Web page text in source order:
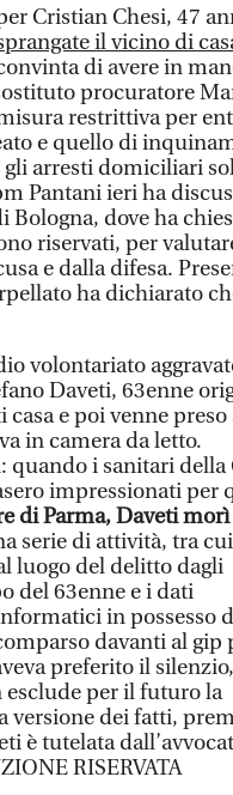
Cristian Chesi, 47
il vicino di
di avere in
procuratore
restrittiva per
e quello di
gli arresti domiciliari
Pantani ieri ha
Bologna, dove ha
riservati, per
e dalla difesa.
ha dichiarato
volontariato
Daveti, 63enne
e poi venne preso
in camera da letto.
quando i sanitari della
impressionati per
di Parma, Daveti
serie di attività, tra
luogo del delitto dagli
del 63enne e i dati
in possesso
davanti al gip
preferito il
esclude per il futuro la
versione dei fatti,
è tutelata
RISERVATA